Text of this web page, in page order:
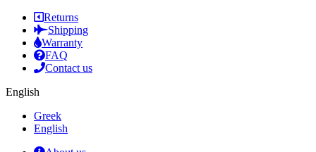
Returns
Shipping
Warranty
FAQ
Contact us
English
Greek
English